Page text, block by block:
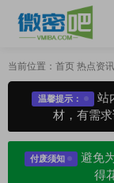
当前位置： 首页 热点资讯
温馨提示：
站
材，有需
付废须知
避免
得